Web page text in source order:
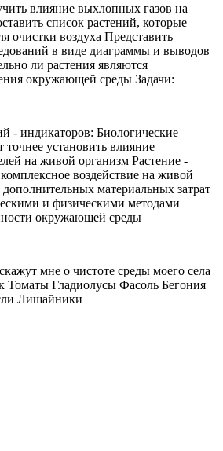
влияние выхлопных газов на
список растений, которые
очистки воздуха Представить
в виде диаграммы и выводов
ли растения являются
окружающей среды Задачи:
- индикаторов: Биологические
установить влияние
на живой организм Растение -
воздействие на живой
дополнительных материальных затрат
и физическими методами
окружающей среды
мне о чистоте среды моего села
Томаты Гладиолусы Фасоль Бегония
Лишайники